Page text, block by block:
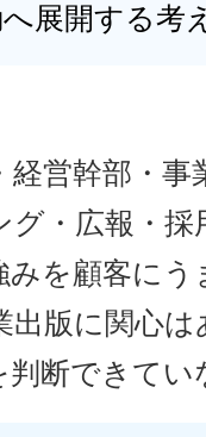
展開する考
経営幹部・事
・広報・採
みを顧客に
出版に関心
判断できてい